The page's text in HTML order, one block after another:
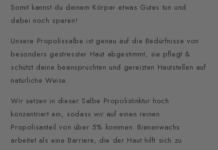
Somit kannst du deinem Körper etwas Gutes tun und
dabei noch sparen!
Unsere Propolissalbe ist genau auf die Bedürfnisse von
besonders gestresster Haut abgestimmt, sie pflegt &
schützt deine beanspruchten und gereizten Hautstellen auf
natürliche Weise.
Wir setzen in dieser Salbe Propolistinktur hoch
konzentriert ein, sodass wir auf einen reinen
Propolisanteil von über 5% kommen. Bienenwachs
arbeitet als eine Barriere, die der Haut hilft sich zu